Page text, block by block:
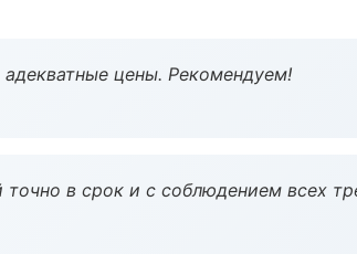
цены. Рекомендуем!
в срок и с соблюдением всех